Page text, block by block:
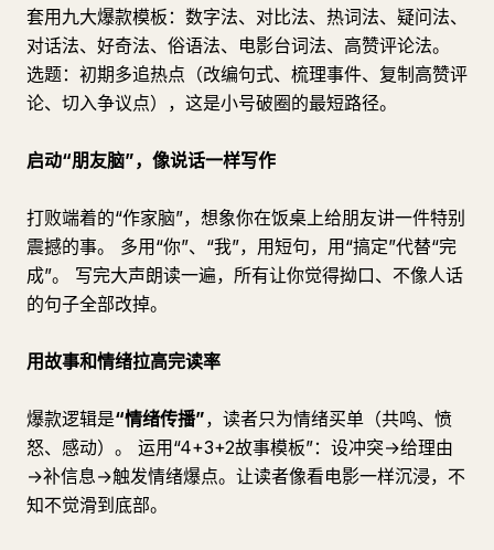
套用九大爆款模板：数字法、对比法、热词法、疑问法、
对话法、好奇法、俗语法、电影台词法、高赞评论法。
选题：初期多追热点（改编句式、梳理事件、复制高赞评
论、切入争议点），这是小号破圈的最短路径。
启动“朋友脑”，像说话一样写作
打败端着的“作家脑”，想象你在饭桌上给朋友讲一件特别
震撼的事。 多用“你”、“我”，用短句，用“搞定”代替“完
成”。 写完大声朗读一遍，所有让你觉得拗口、不像人话
的句子全部改掉。
用故事和情绪拉高完读率
爆款逻辑是“情绪传播”，读者只为情绪买单（共鸣、愤
怒、感动）。 运用“4+3+2故事模板”：设冲突→给理由
→补信息→触发情绪爆点。让读者像看电影一样沉浸，不
知不觉滑到底部。